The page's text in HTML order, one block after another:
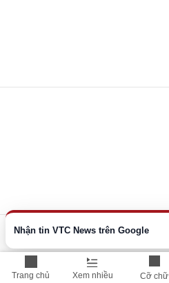
Trang chủ Xem nhiều Cỡ chữ
Nhận tin VTC News trên Google